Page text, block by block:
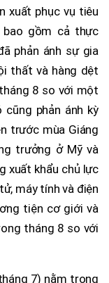
xuất phục vụ tiêu
gồm cả thực
phản ánh sự gia
thất và hàng dệt
8 so với một
phản ánh kỳ
trước mùa Giáng
trưởng ở Mỹ và
xuất khẩu chủ lực
máy tính và điện
tiện cơ giới và
tháng 8 so với
7) nằm trong